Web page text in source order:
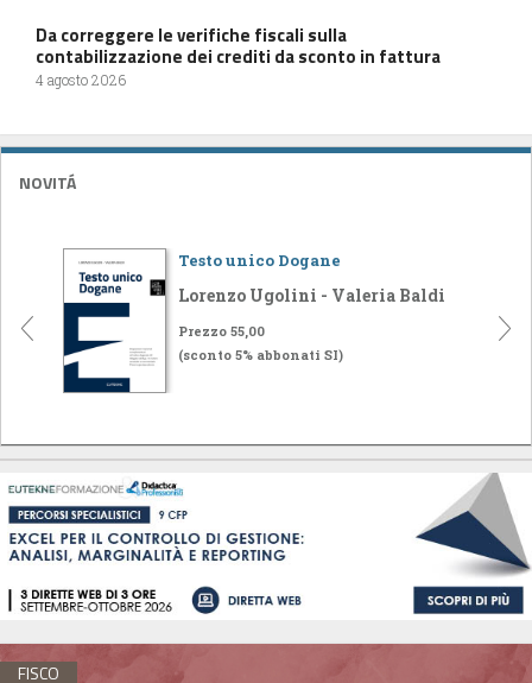
Da correggere le verifiche fiscali sulla
contabilizzazione dei crediti da sconto in fattura
4 agosto 2026
NOVITÁ
Testo unico Dogane
Lorenzo Ugolini - Valeria Baldi
Prezzo 55,00
(sconto 5% abbonati SI)
FISCO